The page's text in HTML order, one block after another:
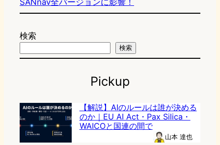
SANnav全バージョンに影響！
検索
検索
Pickup
【解説】AIのルールは誰が決める
のか｜EU AI Act・Pax Silica・
WAICOと国連の間で
山本 達也